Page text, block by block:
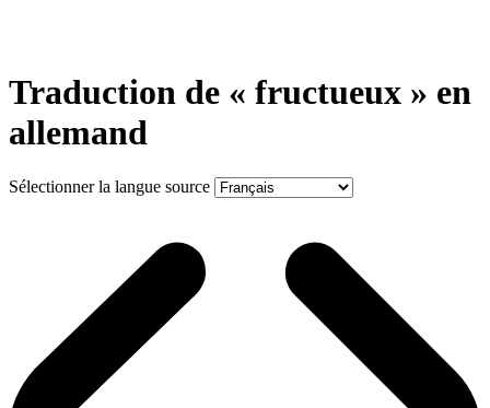
Traduction de « fructueux » en
allemand
Sélectionner la langue source